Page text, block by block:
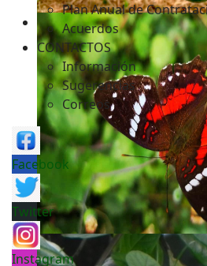
Plan Anual de
Acuerdos
CONTACTOS
Información
Sugerencias
Correos
Facebook
Twitter
Instagram